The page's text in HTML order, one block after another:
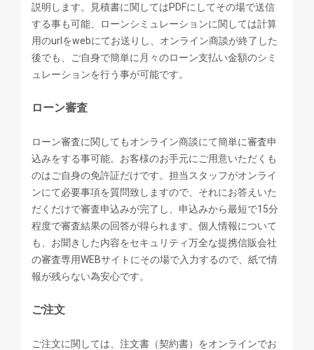
説明します。見積書に関してはPDFにしてその場で送信
する事も可能、ローンシミュレーションに関しては計算
用のurlをwebにてお送りし、オンライン商談が終了した
後でも、ご自身で簡単に月々のローン支払い金額のシミ
ュレーションを行う事が可能です。
ローン審査
ローン審査に関してもオンライン商談にて簡単に審査申
込みをする事可能。お客様のお手元にご用意いただくも
のはご自身の免許証だけです。担当スタッフがオンライ
ンにて必要事項を質問致しますので、それにお答えいた
だくだけで審査申込みが完了し、申込みから最短で15分
程度で審査結果の回答が得られます。個人情報について
も、お聞きした内容をセキュリティ万全な提携信販会社
の審査専用WEBサイトにその場で入力するので、紙で情
報が残らない為安心です。
ご注文
ご注文に関しては、注文書（契約書）をオンラインでお